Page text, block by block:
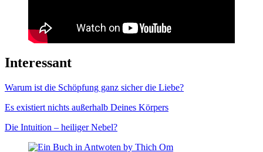
Interessant
Warum ist die Schöpfung ganz sicher die Liebe?
Es existiert nichts außerhalb Deines Körpers
Die Intuition – heiliger Nebel?